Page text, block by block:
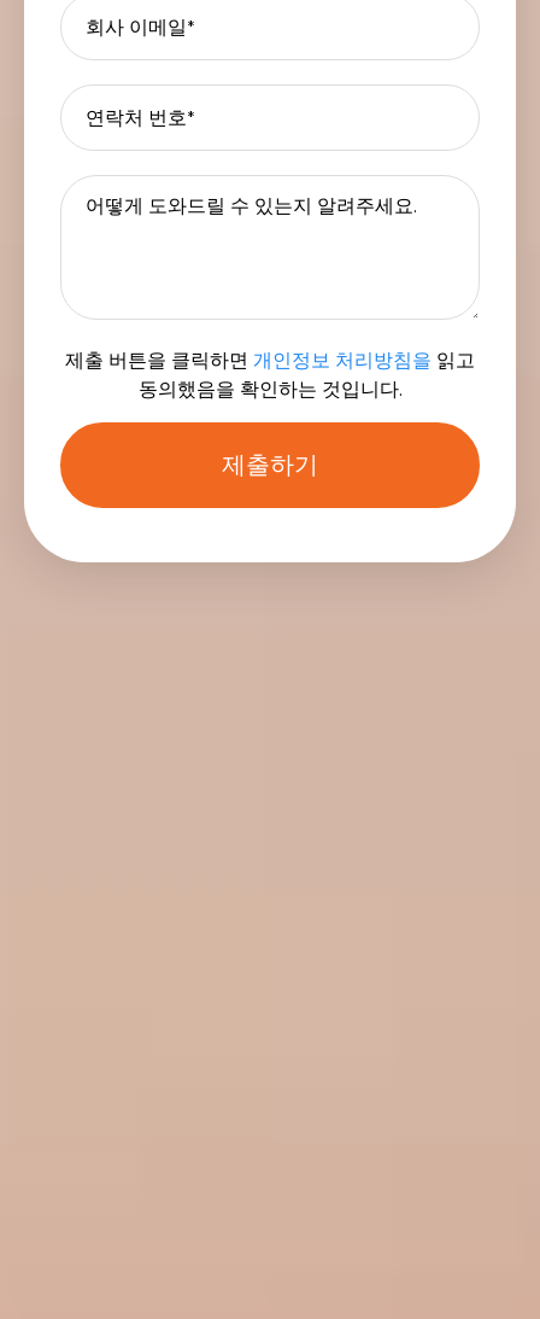
제출 버튼을 클릭하면 개인정보 처리방침을 읽고
동의했음을 확인하는 것입니다.